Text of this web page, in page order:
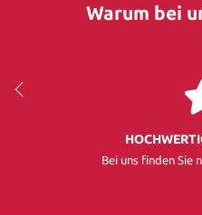
Warum bei
Bei uns finden Sie